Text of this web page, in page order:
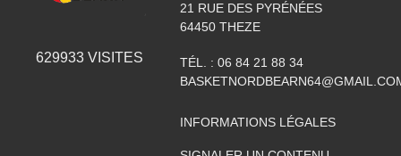
629933 VISITES
21 RUE DES PYRÉNÉES
64450 THEZE
TÉL. : 06 84 21 88 34
INFORMATIONS LÉGALES